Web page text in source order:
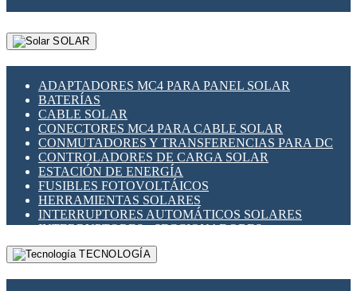
SOLAR
ADAPTADORES MC4 PARA PANEL SOLAR
BATERÍAS
CABLE SOLAR
CONECTORES MC4 PARA CABLE SOLAR
CONMUTADORES Y TRANSFERENCIAS PARA DC
CONTROLADORES DE CARGA SOLAR
ESTACIÓN DE ENERGÍA
FUSIBLES FOTOVOLTÁICOS
HERRAMIENTAS SOLARES
INTERRUPTORES AUTOMÁTICOS SOLARES
INTERRUPTORES - SECCIONADORES
FOTOVOLTÁICOS
MONTAJE PANEL SOLAR
TECNOLOGÍA